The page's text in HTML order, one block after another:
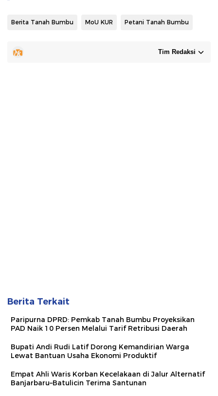
Berita Tanah Bumbu MoU KUR Petani Tanah Bumbu
Tim Redaksi
Berita Terkait
Paripurna DPRD: Pemkab Tanah Bumbu Proyeksikan
PAD Naik 10 Persen Melalui Tarif Retribusi Daerah
Bupati Andi Rudi Latif Dorong Kemandirian Warga
Lewat Bantuan Usaha Ekonomi Produktif
Empat Ahli Waris Korban Kecelakaan di Jalur Alternatif
Banjarbaru–Batulicin Terima Santunan